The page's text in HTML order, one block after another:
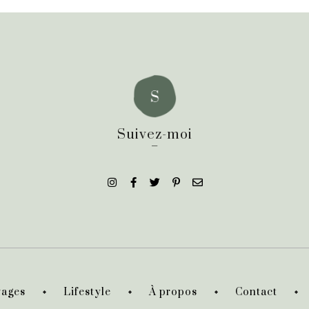
Suivez-moi
_
Lifestyle À propos Contact